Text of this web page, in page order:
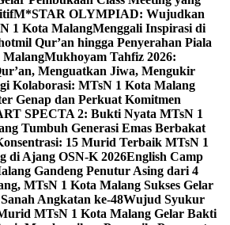
M*STAR OLYMPIAD: Wujudkan
1 Kota MalangMenggali Inspirasi di
Qur’an hingga Penyerahan Piala
Mukhoyam Tahfiz 2026:
Menguatkan Jiwa, Mengukir
Kolaborasi: MTsN 1 Kota Malang
Genap dan Perkuat Komitmen
SPECTA 2: Bukti Nyata MTsN 1
Tumbuh Generasi Emas Berbakat
15 Murid Terbaik MTsN 1
di Ajang OSN-K 2026English Camp
Gandeng Penutur Asing dari 4
MTsN 1 Kota Malang Sukses Gelar
Angkatan ke-48Wujud Syukur
MTsN 1 Kota Malang Gelar Bakti